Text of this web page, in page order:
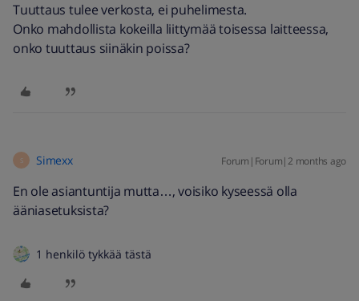
Tuuttaus tulee verkosta, ei puhelimesta.
Onko mahdollista kokeilla liittymää toisessa laitteessa,
onko tuuttaus siinäkin poissa?
S Simexx Forum|Forum|2 months ago
En ole asiantuntija mutta…, voisiko kyseessä olla
ääniasetuksista?
1 henkilö tykkää tästä